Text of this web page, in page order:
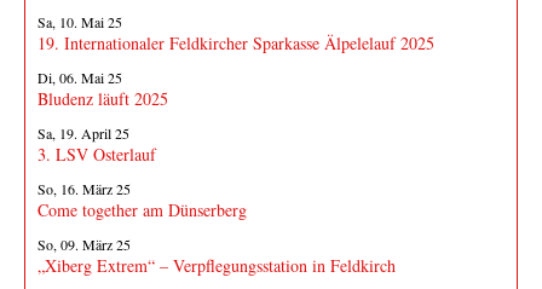
Sa, 10. Mai 25
19. Internationaler Feldkircher Sparkasse Älpelelauf 2025
Di, 06. Mai 25
Bludenz läuft 2025
Sa, 19. April 25
3. LSV Osterlauf
So, 16. März 25
Come together am Dünserberg
So, 09. März 25
„Xiberg Extrem“ – Verpflegungsstation in Feldkirch